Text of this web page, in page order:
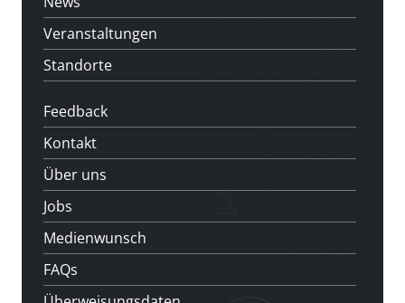
Veranstaltungen
Standorte
Feedback
Kontakt
Über uns
Jobs
Medienwunsch
FAQs